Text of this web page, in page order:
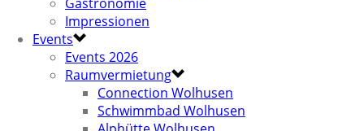
Impressionen
Events
Events 2026
Raumvermietung
Connection Wolhusen
Schwimmbad Wolhusen